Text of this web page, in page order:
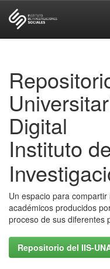
Digital
Instituto
Un espacio para
académicos producidos
proceso de sus diferentes
Repositorio del IIS-